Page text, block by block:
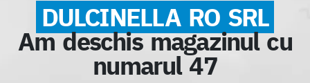
DULCINELLA RO SRL
Am deschis magazinul cu
numarul 47